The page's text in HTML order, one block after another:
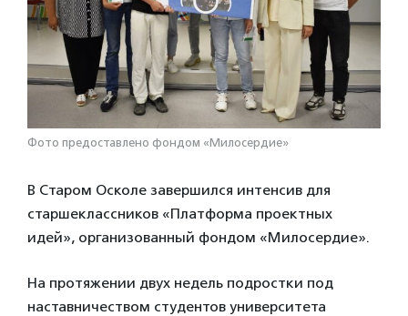
Фото предоставлено фондом «Милосердие»
В Старом Осколе завершился интенсив для
старшеклассников «Платформа проектных
идей», организованный фондом «Милосердие».
На протяжении двух недель подростки под
наставничеством студентов университета